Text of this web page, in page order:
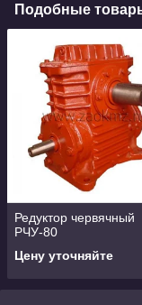
Подобные
Редуктор червячный
РЧУ-80
Цену уточняйте